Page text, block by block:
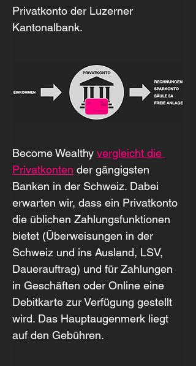
Privatkonto der Luzerner
Kantonalbank.
Become Wealthy vergleicht die
Privatkonten der gängigsten
Banken in der Schweiz. Dabei
erwarten wir, dass ein Privatkonto
die üblichen Zahlungsfunktionen
bietet (Überweisungen in der
Schweiz und ins Ausland, LSV,
Dauerauftrag) und für Zahlungen
in Geschäften oder Online eine
Debitkarte zur Verfügung gestellt
wird. Das Hauptaugenmerk liegt
auf den Gebühren.